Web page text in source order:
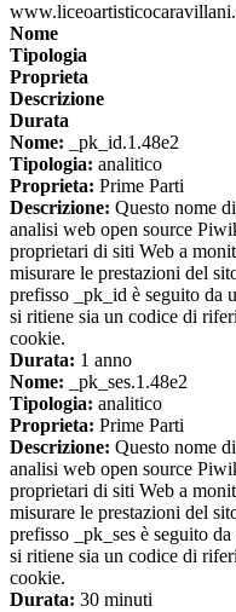
Nome
Tipologia
Proprieta
Descrizione
Durata
Nome: _pk_id.1.48e2
Tipologia: analitico
Proprieta: Prime Parti
Descrizione: Questo nome
analisi web open source
proprietari di siti Web a
misurare le prestazioni del
prefisso _pk_id è seguito da
si ritiene sia un codice di
cookie.
Durata: 1 anno
Nome: _pk_ses.1.48e2
Tipologia: analitico
Proprieta: Prime Parti
Descrizione: Questo nome
analisi web open source
proprietari di siti Web a
misurare le prestazioni del
prefisso _pk_ses è seguito
si ritiene sia un codice di
cookie.
Durata: 30 minuti